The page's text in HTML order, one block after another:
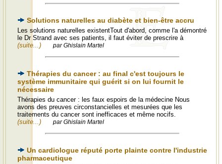
Solutions naturelles au diabète et bien-être accru
Les solutions naturelles existentTout d'abord, comme l'a démontré
le Dr Strand avec ses patients, il faut éviter de prescrire à
(suite...)
par Ghislain Martel
Thérapies du cancer : au final c'est toujours le
système immunitaire qui guérit si on lui fournit le
nécessaire
Thérapies du cancer : les faux espoirs de la médecine Nous
avons des preuves circonstancielles et mesurées que les
traitements du cancer sont inefficaces et même nocifs.
(suite...)
par Ghislain Martel
Un cardiologue réputé porte plainte contre l'industrie
pharmaceutique